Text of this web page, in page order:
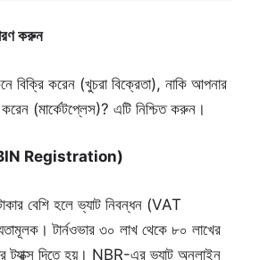
করুন
বিক্রি করেন (খুচরা বিক্রেতা), নাকি আপনার
করেন (মার্কেটপ্লেস)? এটি নিশ্চিত করুন।
(BIN Registration)
বেশি হলে ভ্যাট নিবন্ধন (VAT
টার্নওভার ৩০ লাখ থেকে ৮০ লাখের
ট্যাক্স দিতে হয়। NBR-এর ভ্যাট অনলাইন